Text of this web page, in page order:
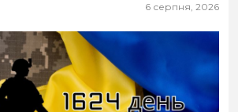
6 серпня, 2026